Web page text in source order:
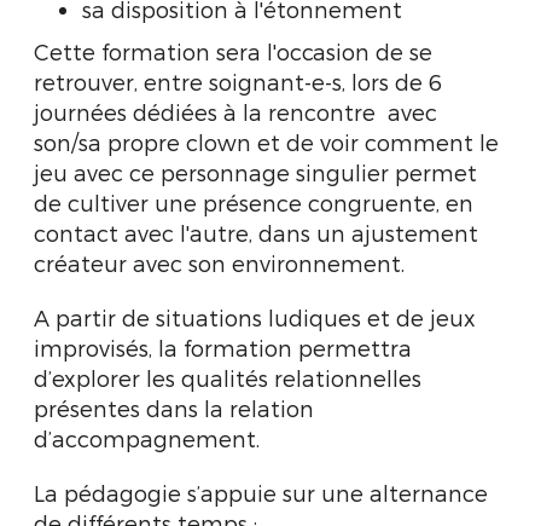
sa disposition à l'étonnement
Cette formation sera l'occasion de se
retrouver, entre soignant-e-s, lors de 6
journées dédiées à la rencontre avec
son/sa propre clown et de voir comment le
jeu avec ce personnage singulier permet
de cultiver une présence congruente, en
contact avec l'autre, dans un ajustement
créateur avec son environnement.
A partir de situations ludiques et de jeux
improvisés, la formation permettra
d’explorer les qualités relationnelles
présentes dans la relation
d’accompagnement.
La pédagogie s’appuie sur une alternance